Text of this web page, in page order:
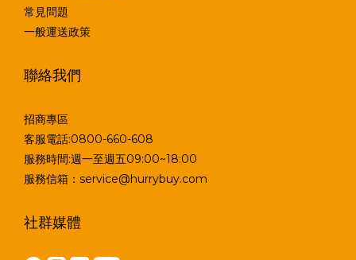
常見問題
一般運送政策
聯絡我們
招商專區
客服電話:0800-660-608
服務時間:週一至週五09:00~18:00
服務信箱：service@hurrybuy.com
社群媒體